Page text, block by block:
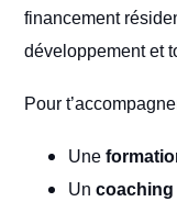
financement
développement et
Pour
Une
Un